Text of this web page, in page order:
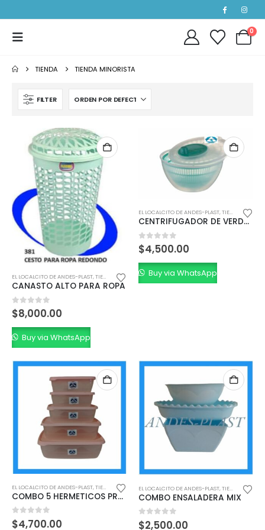
0
TIENDA TIENDA MINORISTA
FILTER
EL LOCALCITO DE ANDES-PLAST,TIENDA MINORISTA
CANASTO ALTO PARA ROPA
0 out of 5
$8,000.00
Buy via WhatsApp
EL LOCALCITO DE ANDES-PLAST,TIENDA MINORISTA
CENTRIFUGADOR DE VERDURA
0 out of 5
$4,500.00
Buy via WhatsApp
EL LOCALCITO DE ANDES-PLAST,TIENDA MINORISTA
COMBO 5 HERMETICOS PREMIUM
0 out of 5
$4,700.00
EL LOCALCITO DE ANDES-PLAST,TIENDA MINORISTA
COMBO ENSALADERA MIX
0 out of 5
$2,500.00